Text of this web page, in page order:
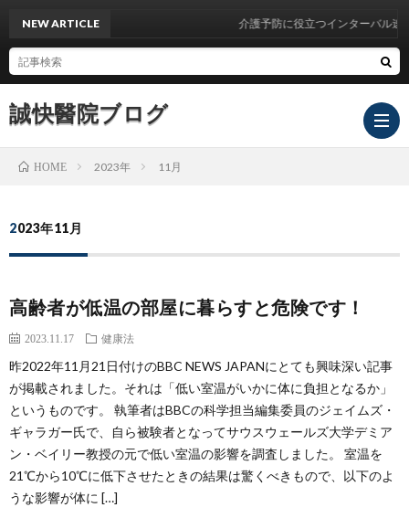
誠快醫院ブログ
挨
田
NEW ARTICLE 介護予防に役立つインターバル速歩
HOME 2023年 11月
2023年11月
高齢者が低温の部屋に暮らすと危険です！
2023.11.17 健康法
昨2022年11月21日付けのBBC NEWS JAPANにとても興味深い記事
が掲載されました。それは「低い室温がいかに体に負担となるか」
というものです。 執筆者はBBCの科学担当編集委員のジェイムズ・
ギャラガー氏で、自ら被験者となってサウスウェールズ大学デミア
ン・ベイリー教授の元で低い室温の影響を調査しました。 室温を
21℃から10℃に低下させたときの結果は驚くべきもので、以下のよ
うな影響が体に […]